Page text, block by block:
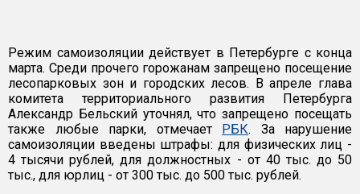
Режим самоизоляции действует в Петербурге с конца
марта. Среди прочего горожанам запрещено посещение
лесопарковых зон и городских лесов. В апреле глава
комитета территориального развития Петербурга
Александр Бельский уточнял, что запрещено посещать
также любые парки, отмечает РБК. За нарушение
самоизоляции введены штрафы: для физических лиц -
4 тысячи рублей, для должностных - от 40 тыс. до 50
тыс., для юрлиц - от 300 тыс. до 500 тыс. рублей.